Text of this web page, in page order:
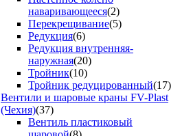
наваривающееся(2)
Перекрещивание(5)
Редукция(6)
Редукция внутренняя-
наружная(20)
Тройник(10)
Тройник редуцированный(17)
Вентили и шаровые краны FV-Plast
(Чехия)(37)
Вентиль пластиковый